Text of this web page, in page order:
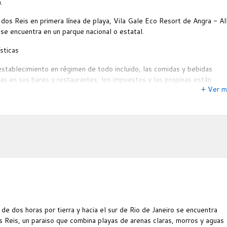
dos Reis en primera línea de playa, Vila Gale Eco Resort de Angra - All
encuentra en un parque nacional o estatal.
en régimen de todo incluido, las comidas y bebidas
en sus bares y restaurantes, los impuestos y las propinas están
en el precio de las habitaciones. En algunos casos, incluso las + Ver
de dos horas por tierra y hacia el sur de Rio de Janeiro se encuentra
Reis, un paraiso que combina playas de arenas claras, morros y aguas